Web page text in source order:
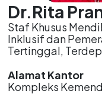
Dr.Rita
Staf Khusus
Inklusif dan
Tertinggal,
Alamat Kantor
Kompleks